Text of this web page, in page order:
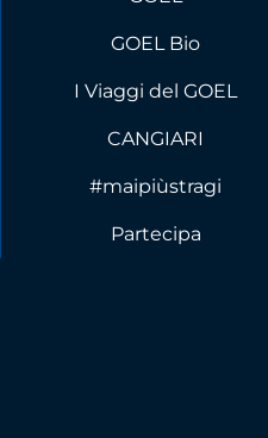
GOEL Bio
I Viaggi del GOEL
CANGIARI
#maipiùstragi
Partecipa